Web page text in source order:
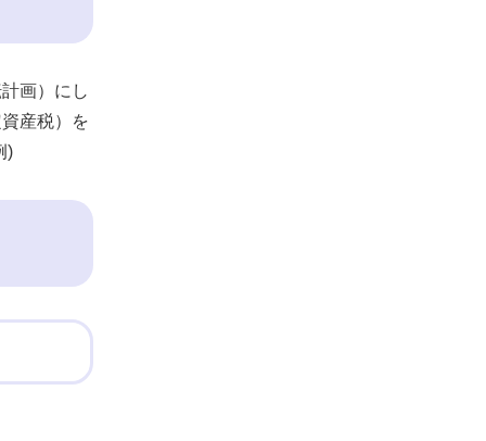
画）にし
産税）を
)